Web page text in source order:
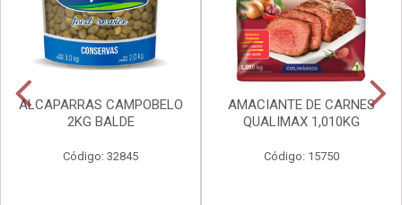
ALCAPARRAS CAMPOBELO
2KG BALDE
Código: 32845
AMACIANTE DE CARNES
QUALIMAX 1,010KG
Código: 15750